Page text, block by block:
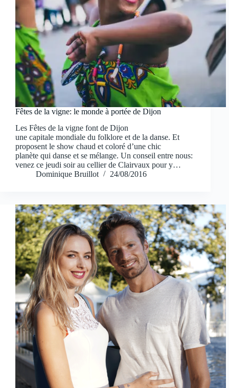
Fêtes de la vigne: le monde à portée de Dijon
Les Fêtes de la vigne font de Dijon
une capitale mondiale du folklore et de la danse. Et
proposent le show chaud et coloré d’une chic
planète qui danse et se mélange. Un conseil entre nous:
venez ce jeudi soir au cellier de Clairvaux pour y…
Dominique Bruillot
24/08/2016